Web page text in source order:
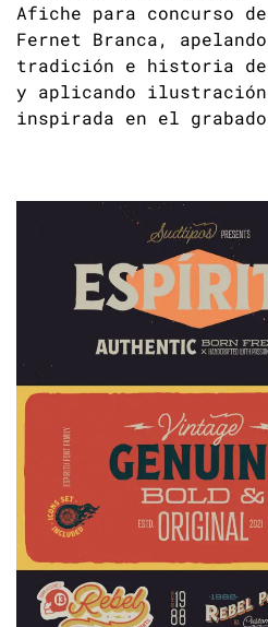
Afiche para concurso
Fernet Branca,
tradición e historia de
y aplicando
inspirada en el